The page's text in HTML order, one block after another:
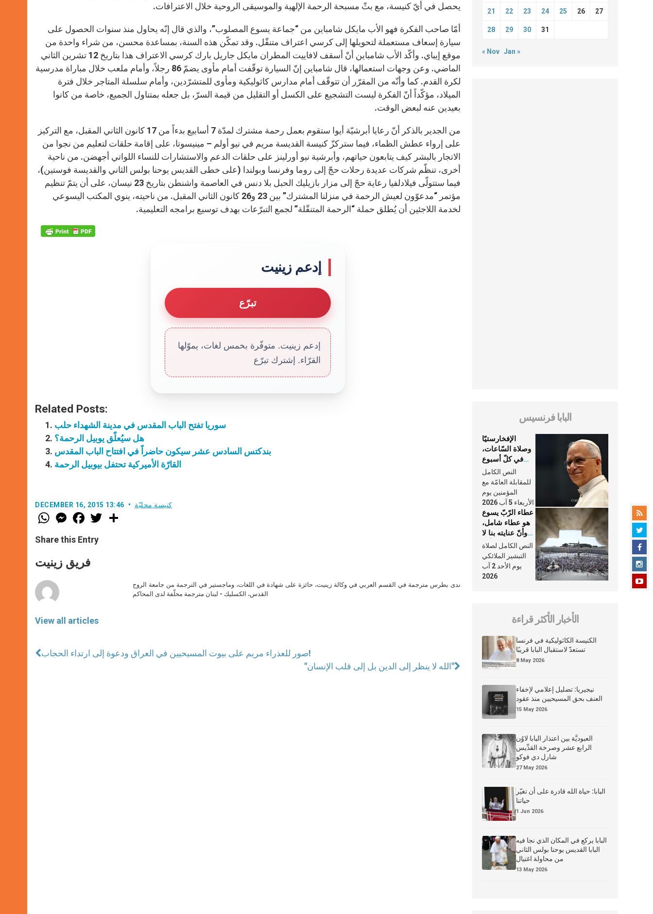
يحصل في أيّ كنيسة، مع بثّ مسبحة الرحمة الإلهية والموسيقى الروحية خلال الاعترافات.
أمّا صاحب الفكرة فهو الأب مايكل شامباين من “جماعة يسوع المصلوب”، والذي قال إنّه يحاول منذ سنوات الحصول على
سيارة إسعاف مستعملة لتحويلها إلى كرسي اعتراف متنقّل. وقد تمكّن هذه السنة، بمساعدة محسن، من شراء واحدة من
موقع إيباي. وأكّد الأب شامباين أنّ أسقف لافاييت المطران مايكل جاريل بارك كرسي الاعتراف هذا بتاريخ 12 تشرين الثاني
الماضي. وعن وجهات استعمالها، قال شامباين إنّ السيارة توقّفت أمام مأوى يضمّ 86 رجلاً، وأمام ملعب خلال مباراة مدرسية
لكرة القدم. كما وأنّه من المقرّر أن تتوقّف أمام مدارس كاثوليكية ومأوى للمتشرّدين، وأمام سلسلة المتاجر خلال فترة
الميلاد، مؤكّداً أنّ الفكرة ليست التشجيع على الكسل أو التقليل من قيمة السرّ، بل جعله بمتناول الجميع، خاصة من كانوا
بعيدين عنه لبعض الوقت.
من الجدير بالذكر أنّ رعايا أبرشيّة أيوا ستقوم بعمل رحمة مشترك لمدّة 7 أسابيع بدءاً من 17 كانون الثاني المقبل، مع التركيز
على إرواء عطش الظماء، فيما ستركزّ كنيسة القديسة مريم في نيو أولم – مينيسوتا، على إقامة حلقات لتعليم من نجوا من
الاتجار بالبشر كيف يتابعون حياتهم، وأبرشية نيو أورلينز على حلقات الدعم والاستشارات للنساء اللواتي أجهضن. من ناحية
أخرى، تنظّم شركات عديدة رحلات حجّ إلى روما وفرنسا وبولندا (على خطى القديس يوحنا بولس الثاني والقديسة فوستين)،
فيما ستتولّى فيلادلفيا رعاية حجّ إلى مزار بازيليك الحبل بلا دنس في العاصمة واشنطن بتاريخ 23 نيسان، على أن يتمّ تنظيم
مؤتمر “مدعوّون لعيش الرحمة في منزلنا المشترك” بين 23 و26 كانون الثاني المقبل. من ناحيته، ينوي المكتب اليسوعي
لخدمة اللاجئين أن يُطلق حملة “الرحمة المتنقّلة” لجمع التبرّعات بهدف توسيع برامجه التعليمية.
إدعم زينيت
تبرّع
إدعم زينيت. متوفّرة بخمس لغات، يموّلها
القرّاء. إشترك تبرّع
Related Posts:
سوريا تفتح الباب المقدس في مدينة الشهداء حلب
هل سيُعلّق يوبيل الرحمة؟
بندكتس السادس عشر سيكون حاضراً في افتتاح الباب المقدس
القارّة الأميركية تحتفل بيوبيل الرحمة
DECEMBER 16, 2015 13:46 كنيسة محليّة
W
h
t
s
p
p
M
e
s
e
g
e
F
a
e
b
o
k
w
Share this Entry
فريق زينيت
View all articles
ندى بطرس مترجمة في القسم العربي في وكالة زينيت، حائزة على شهادة في اللغات، وماجستير في الترجمة من جامعة الروح
القدس، الكسليك - لبنان مترجمة محلّفة لدى المحاكم
صور للعذراء مريم على بيوت المسيحيين في العراق ودعوة إلى ارتداء الحجاب!
"الله لا ينظر إلى الدين بل إلى قلب الإنسان"
21 22 23 24 25 26 27
28 29 30 31
« Nov Jan »
البابا فرنسيس
الإفخارستيّا
وصلاة السّاعات،
في كلّ أسبوع
وكلّ يوم، هما
النَّفَس في حياة
الكنيسة
النص الكامل
للمقابلة العامّة مع
المؤمنين يوم
الأربعاء 5 آب 2026
عطاء الرّبّ يسوع
هو عطاء شامل،
وأنّ عنايته بنا لا
تغيب عنّا أبدًا
النص الكامل لصلاة
التبشير الملائكي
يوم الأحد 2 آب
2026
الأخبار الأكثر قراءة
الكنيسة الكاثوليكية في فرنسا
تستعدّ لاستقبال البابا قريبًا
8 May 2026
نيجيريا: تضليل إعلامي لإخفاء
العنف بحق المسيحيين منذ عقود
15 May 2026
العبوديَّة بين اعتذار البابا لاوُن
الرابع عشر وصرخة القدِّيس
شارل دي فوكو
27 May 2026
البابا: حياة الله قادرة على أن تغيّر
حياتنا
1 Jun 2026
البابا يركع في المكان الذي نجا فيه
البابا القديس يوحنا بولس الثاني
من محاولة اغتيال
13 May 2026